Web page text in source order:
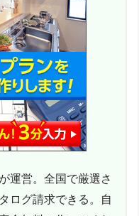
運営。全国で厳選さ
ログ請求できる。自